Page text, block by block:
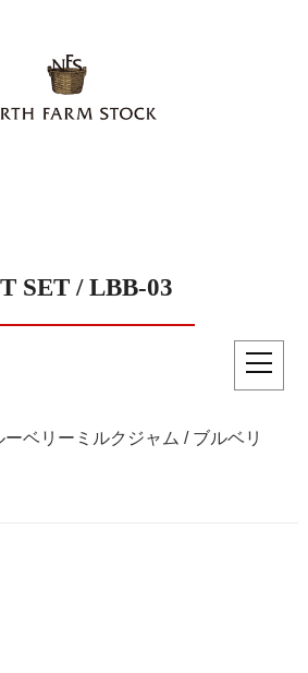
SET / LBB-03
ベリーミルクジャム / ブルベリ